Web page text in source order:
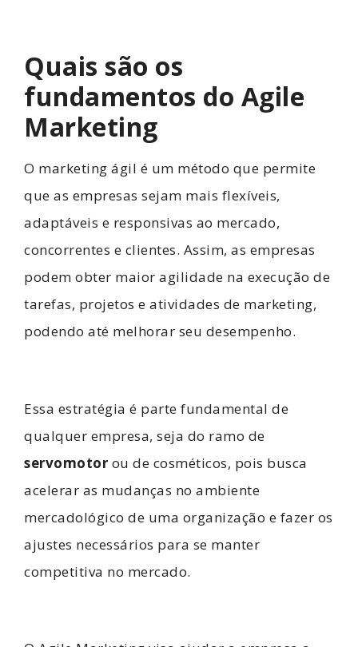
Quais são os
fundamentos do Agile
Marketing
O marketing ágil é um método que permite
que as empresas sejam mais flexíveis,
adaptáveis e responsivas ao mercado,
concorrentes e clientes. Assim, as empresas
podem obter maior agilidade na execução de
tarefas, projetos e atividades de marketing,
podendo até melhorar seu desempenho.
Essa estratégia é parte fundamental de
qualquer empresa, seja do ramo de
servomotor ou de cosméticos, pois busca
acelerar as mudanças no ambiente
mercadológico de uma organização e fazer os
ajustes necessários para se manter
competitiva no mercado.